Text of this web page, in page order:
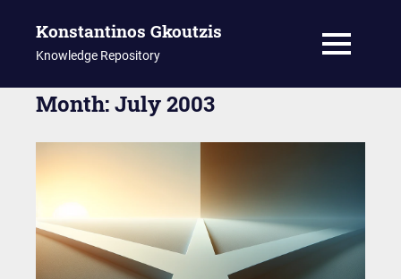
content
Konstantinos Gkoutzis
Knowledge Repository MENU
Month:July 2003